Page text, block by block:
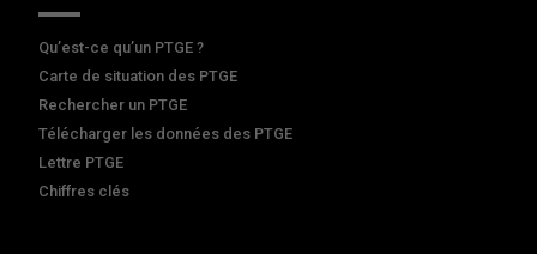
Qu’est-ce qu’un PTGE ?
Carte de situation des PTGE
Rechercher un PTGE
Télécharger les données des PTGE
Lettre PTGE
Chiffres clés